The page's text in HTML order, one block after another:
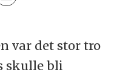
var det stor tro
skulle bli